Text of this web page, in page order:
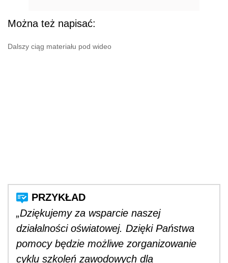
Można też napisać:
Dalszy ciąg materiału pod wideo
„Dziękujemy za wsparcie naszej
działalności oświatowej. Dzięki Państwa
pomocy będzie możliwe zorganizowanie
cyklu szkoleń zawodowych dla